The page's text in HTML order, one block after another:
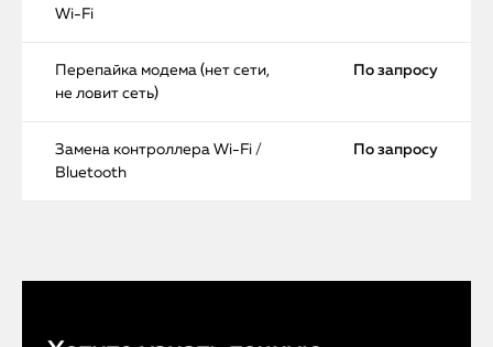
Wi-Fi
Перепайка модема (нет сети,
не ловит сеть)
По запросу
Замена контроллера Wi-Fi /
Bluetooth
По запросу